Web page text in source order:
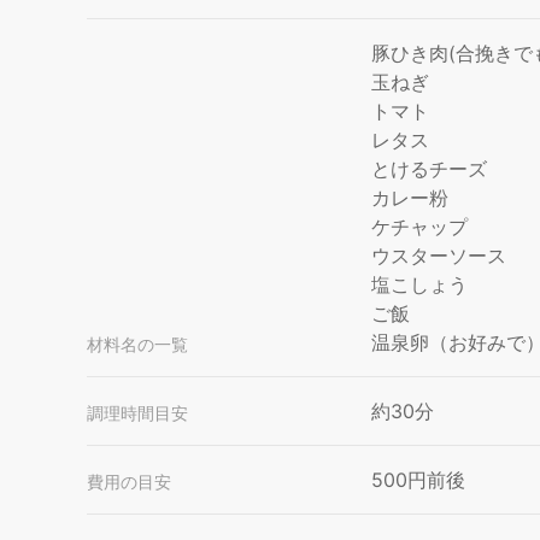
材料名の一覧
豚ひき肉(合挽きで
玉ねぎ
トマト
レタス
とけるチーズ
カレー粉
ケチャップ
ウスターソース
塩こしょう
ご飯
温泉卵（お好みで
調理時間目安 約30分
費用の目安 500円前後